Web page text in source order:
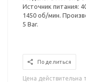
Источник питания:
1450 об/мин.
5 Bar.
Поделиться
Цена действительна